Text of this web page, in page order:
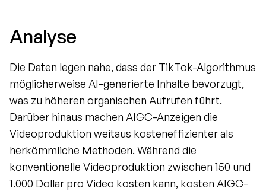
Analyse
Die Daten legen nahe, dass der TikTok-Algorithmus
möglicherweise AI-generierte Inhalte bevorzugt,
was zu höheren organischen Aufrufen führt.
Darüber hinaus machen AIGC-Anzeigen die
Videoproduktion weitaus kosteneffizienter als
herkömmliche Methoden. Während die
konventionelle Videoproduktion zwischen 150 und
1.000 Dollar pro Video kosten kann, kosten AIGC-